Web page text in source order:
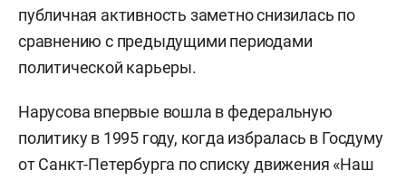
публичная активность заметно снизилась по
сравнению с предыдущими периодами
политической карьеры.
Нарусова впервые вошла в федеральную
политику в 1995 году, когда избралась в Госдуму
от Санкт-Петербурга по списку движения «Наш